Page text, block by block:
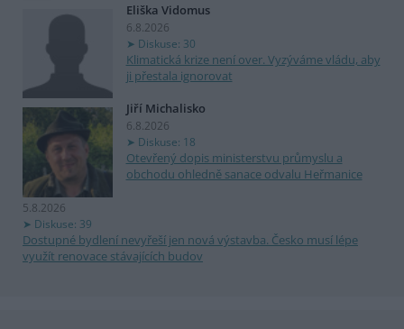
Eliška Vidomus
6.8.2026
Diskuse: 30
Klimatická krize není over. Vyzýváme vládu, aby
ji přestala ignorovat
Jiří Michalisko
6.8.2026
Diskuse: 18
Otevřený dopis ministerstvu průmyslu a
obchodu ohledně sanace odvalu Heřmanice
5.8.2026
Diskuse: 39
Dostupné bydlení nevyřeší jen nová výstavba. Česko musí lépe
využít renovace stávajících budov